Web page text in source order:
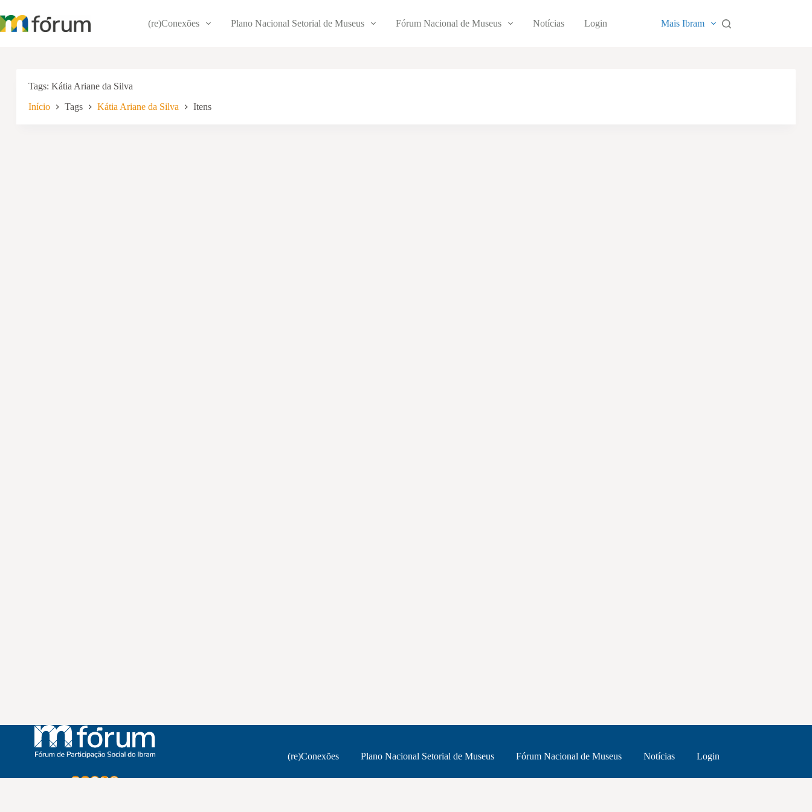
para
o
(re)Conexões Plano Nacional Setorial de Museus Fórum Nacional de Museus Notícias Login Mais Ibram
Tags Kátia Ariane da Silva
Início Tags Kátia Ariane da Silva Itens
Instagram
Youtube
Facebook
X WhatsApp
(re)Conexões Plano Nacional Setorial de Museus Fórum Nacional de Museus Notícias Login